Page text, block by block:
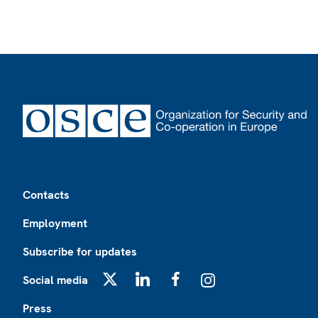
Contacts
Employment
Subscribe for updates
Social media
Press